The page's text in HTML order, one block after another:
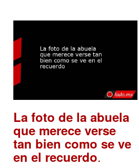
La foto de la abuela
que merece verse
tan bien como se ve
en el recuerdo.